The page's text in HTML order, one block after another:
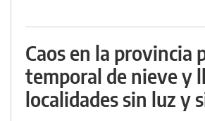
Caos en la provincia
temporal de nieve y
localidades sin luz y